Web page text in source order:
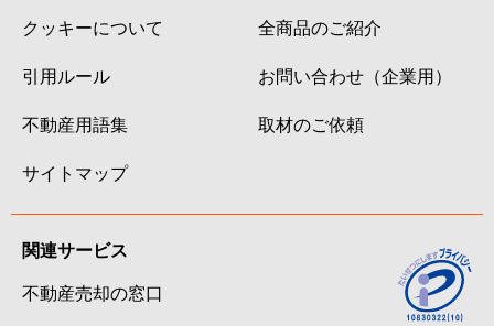
クッキーについて
引用ルール
不動産用語集
サイトマップ
全商品のご紹介
お問い合わせ（企業用）
取材のご依頼
関連サービス
不動産売却の窓口